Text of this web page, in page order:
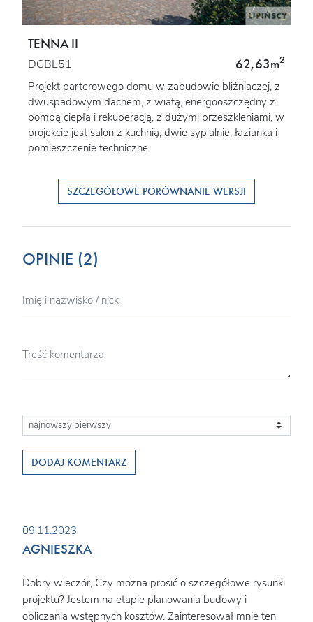
TENNA II
DCBL51 62,63m2
Projekt parterowego domu w zabudowie bliźniaczej, z
dwuspadowym dachem, z wiatą, energooszczędny z
pompą ciepła i rekuperacją, z dużymi przeszkleniami, w
projekcie jest salon z kuchnią, dwie sypialnie, łazianka i
pomieszczenie techniczne
SZCZEGÓŁOWE PORÓWNANIE WERSJI
OPINIE (2)
DODAJ KOMENTARZ
09.11.2023
AGNIESZKA
Dobry wieczór, Czy można prosić o szczegółowe rysunki
projektu? Jestem na etapie planowania budowy i
obliczania wstępnych kosztów. Zainteresował mnie ten